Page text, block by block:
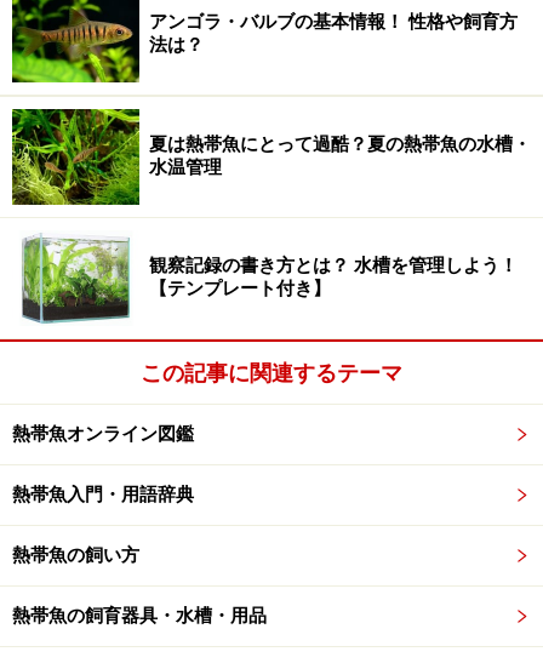
アンゴラ・バルブの基本情報！ 性格や飼育方
法は？
夏は熱帯魚にとって過酷？夏の熱帯魚の水槽・
水温管理
観察記録の書き方とは？ 水槽を管理しよう！
【テンプレート付き】
この記事に関連するテーマ
熱帯魚オンライン図鑑
熱帯魚入門・用語辞典
熱帯魚の飼い方
熱帯魚の飼育器具・水槽・用品